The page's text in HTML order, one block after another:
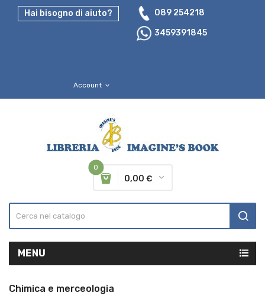
Hai bisogno di aiuto?
089 254218
3459391845
Account expand_more
0
0,00 €
MENU
Chimica e merceologia